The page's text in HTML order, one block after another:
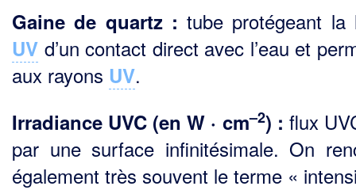
Gaine de quartz : tube protégeant la
UV d’un contact direct avec l’eau et
aux rayons UV.
Irradiance UVC (en W · cm–2) : flux
par une surface infinitésimale. On
également très souvent le terme «